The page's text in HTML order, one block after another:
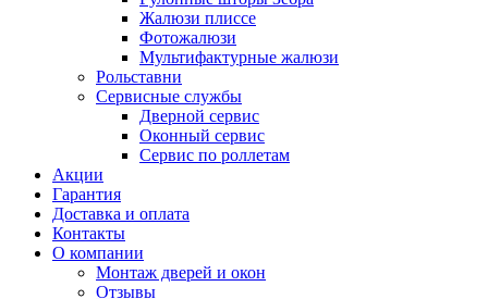
Жалюзи плиссе
Фотожалюзи
Мультифактурные жалюзи
Рольставни
Сервисные службы
Дверной сервис
Оконный сервис
Сервис по роллетам
Акции
Гарантия
Доставка и оплата
Контакты
О компании
Монтаж дверей и окон
Отзывы